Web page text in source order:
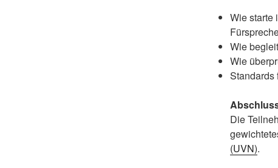
Wie starte
Wie
Wie
Standards
Die
(UVN).